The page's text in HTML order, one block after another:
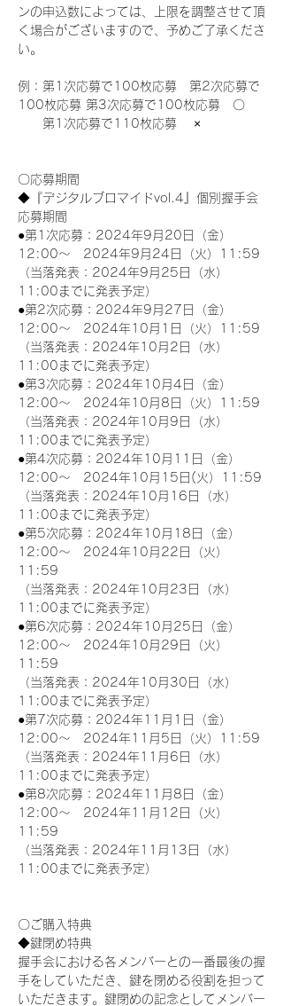
ンの申込数によっては、上限を調整させて頂
く場合がございますので、予めご了承くださ
い。
例：第1次応募で100枚応募　第2次応募で
100枚応募 第3次応募で100枚応募　〇
第1次応募で110枚応募　 ×
〇応募期間
◆『デジタルブロマイドvol.4』個別握手会
応募期間
●第1次応募：2024年9月20日（金）
12:00～　2024年9月24日（火）11:59
（当落発表：2024年9月25日（水）
11:00までに発表予定）
●第2次応募：2024年9月27日（金）
12:00～　2024年10月1日（火）11:59
（当落発表：2024年10月2日（水）
11:00までに発表予定）
●第3次応募：2024年10月4日（金）
12:00～　2024年10月8日（火）11:59
（当落発表：2024年10月9日（水）
11:00までに発表予定）
●第4次応募：2024年10月11日（金）
12:00～　2024年10月15日(火）11:59
（当落発表：2024年10月16日（水）
11:00までに発表予定）
●第5次応募：2024年10月18日（金）
12:00～　2024年10月22日（火）
11:59
（当落発表：2024年10月23日（水）
11:00までに発表予定）
●第6次応募：2024年10月25日（金）
12:00～　2024年10月29日（火）
11:59
（当落発表：2024年10月30日（水）
11:00までに発表予定）
●第7次応募：2024年11月1日（金）
12:00～　2024年11月5日（火）11:59
（当落発表：2024年11月6日（水）
11:00までに発表予定）
●第8次応募：2024年11月8日（金）
12:00～　2024年11月12日（火）
11:59
（当落発表：2024年11月13日（水）
11:00までに発表予定）
〇ご購入特典
◆鍵閉め特典
握手会における各メンバーとの一番最後の握
手をしていただき、鍵を閉める役割を担って
いただきます。鍵閉めの記念としてメンバー